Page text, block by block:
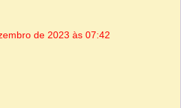
de 2023 às 07:42